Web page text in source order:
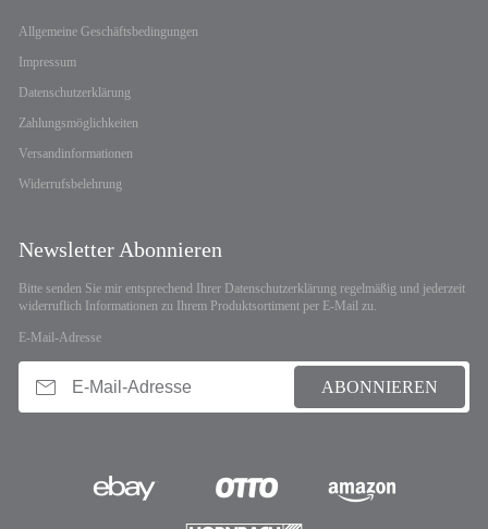
Allgemeine Geschäftsbedingungen
Impressum
Datenschutzerklärung
Zahlungsmöglichkeiten
Versandinformationen
Widerrufsbelehrung
Newsletter Abonnieren
Bitte senden Sie mir entsprechend Ihrer Datenschutzerklärung regelmäßig und jederzeit
widerruflich Informationen zu Ihrem Produktsortiment per E-Mail zu.
E-Mail-Adresse
ABONNIEREN